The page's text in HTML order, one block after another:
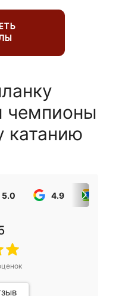
чемпионы
катанию
5.0 4.9